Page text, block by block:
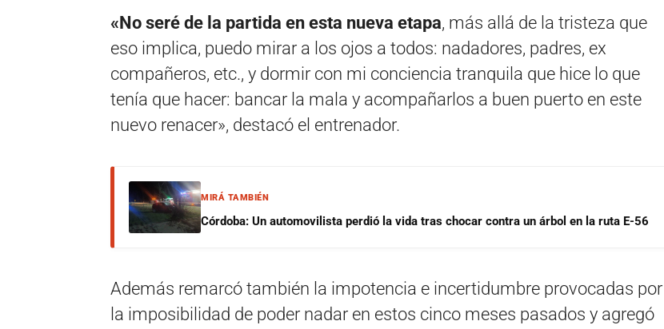
«No seré de la partida en esta nueva etapa, más allá de la tristeza que
eso implica, puedo mirar a los ojos a todos: nadadores, padres, ex
compañeros, etc., y dormir con mi conciencia tranquila que hice lo que
tenía que hacer: bancar la mala y acompañarlos a buen puerto en este
nuevo renacer», destacó el entrenador.
MIRÁ TAMBIÉN
Córdoba: Un automovilista perdió la vida tras chocar contra un árbol en la ruta E-56
Además remarcó también la impotencia e incertidumbre provocadas por
la imposibilidad de poder nadar en estos cinco meses pasados y agregó